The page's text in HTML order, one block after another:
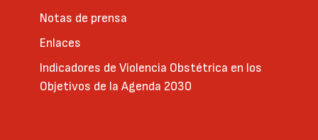
Notas de prensa
Enlaces
Indicadores de Violencia Obstétrica en los
Objetivos de la Agenda 2030